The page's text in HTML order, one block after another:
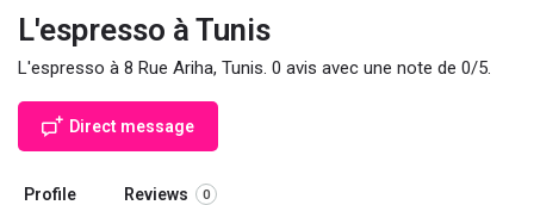
L'espresso à Tunis
L'espresso à 8 Rue Ariha, Tunis. 0 avis avec une note de 0/5.
Direct message
Profile Reviews 0